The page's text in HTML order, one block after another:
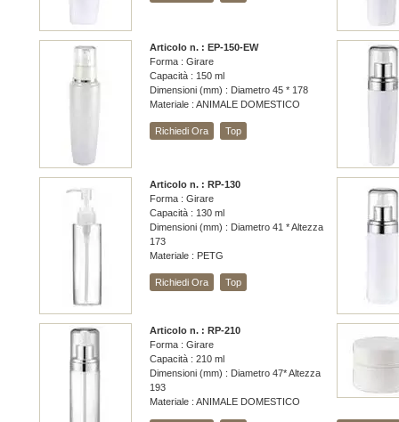
Articolo n. : EP-150-EW
Forma : Girare
Capacità : 150 ml
Dimensioni (mm) : Diametro 45 * 178
Materiale : ANIMALE DOMESTICO
Richiedi Ora Top
Articolo n. : RP-130
Forma : Girare
Capacità : 130 ml
Dimensioni (mm) : Diametro 41 * Altezza
173
Materiale : PETG
Richiedi Ora Top
Articolo n. : RP-210
Forma : Girare
Capacità : 210 ml
Dimensioni (mm) : Diametro 47* Altezza
193
Materiale : ANIMALE DOMESTICO